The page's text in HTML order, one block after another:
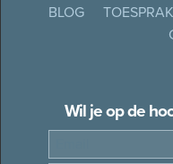
BLOG
Wil je op de